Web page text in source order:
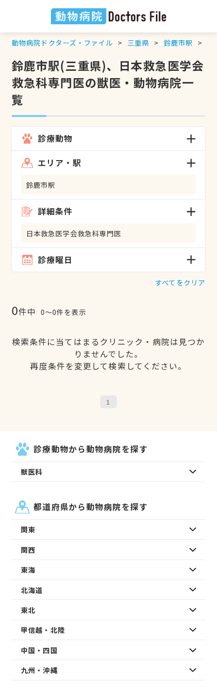
動物病院ドクターズ・ファイル 三重県 鈴鹿市駅
鈴鹿市駅(三重県)、日本救急医学会
救急科専門医の獣医・動物病院一
覧
診療動物
エリア・駅
鈴鹿市駅
詳細条件
日本救急医学会救急科専門医
診療曜日
すべてをクリア
0件中 0〜0件を表示
検索条件に当てはまるクリニック・病院は見つか
りませんでした。
再度条件を変更して検索してください。
1
診療動物から動物病院を探す
獣医科
都道府県から動物病院を探す
関東
関西
東海
北海道
東北
甲信越・北陸
中国・四国
九州・沖縄